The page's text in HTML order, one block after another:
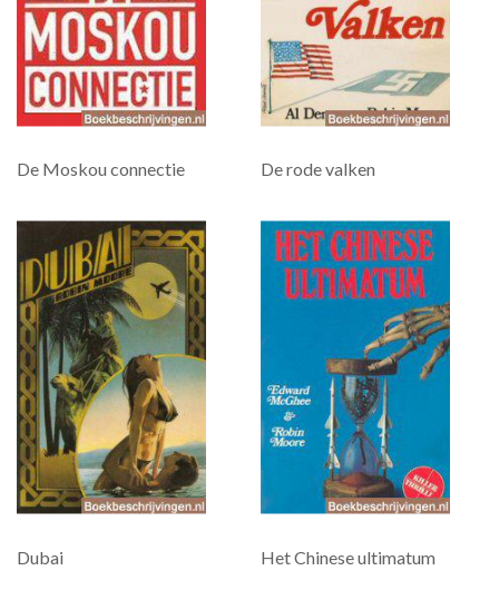
De Moskou connectie De rode valken
Dubai Het Chinese ultimatum